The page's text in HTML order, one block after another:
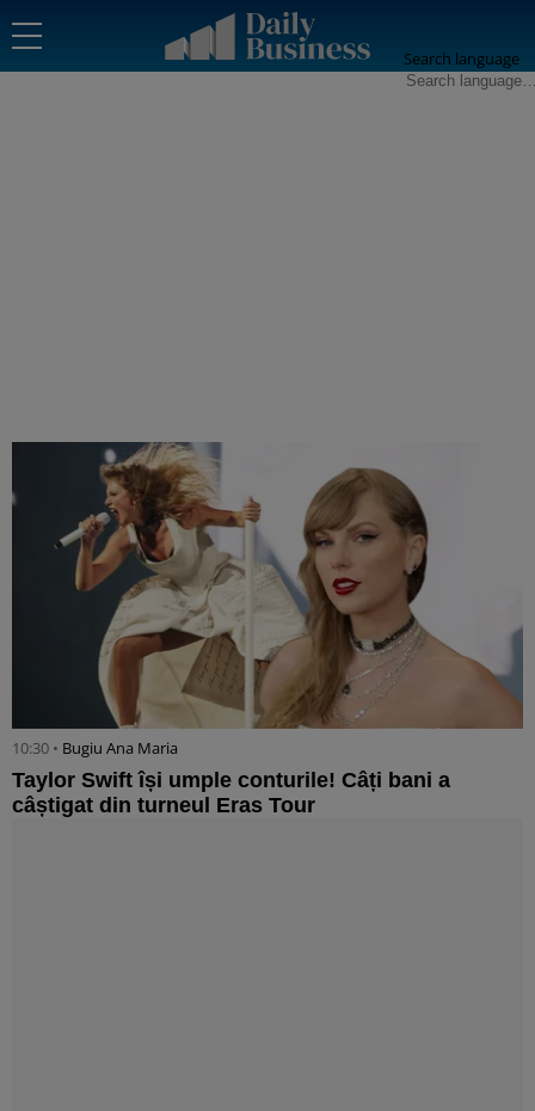
Search language
10:30 • Bugiu ⁠Ana Maria
Taylor Swift își umple conturile! Câți bani a
câștigat din turneul Eras Tour